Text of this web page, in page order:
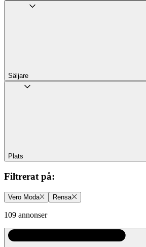
Säljare
Plats
Filtrerat på:
Vero Moda Rensa
109 annonser